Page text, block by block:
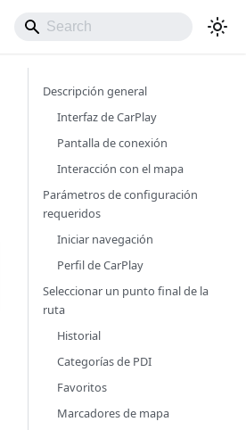
Descripción general
Interfaz de CarPlay
Pantalla de conexión
Interacción con el mapa
Parámetros de configuración
requeridos
Iniciar navegación
Perfil de CarPlay
Seleccionar un punto final de la
ruta
Historial
Categorías de PDI
Favoritos
Marcadores de mapa